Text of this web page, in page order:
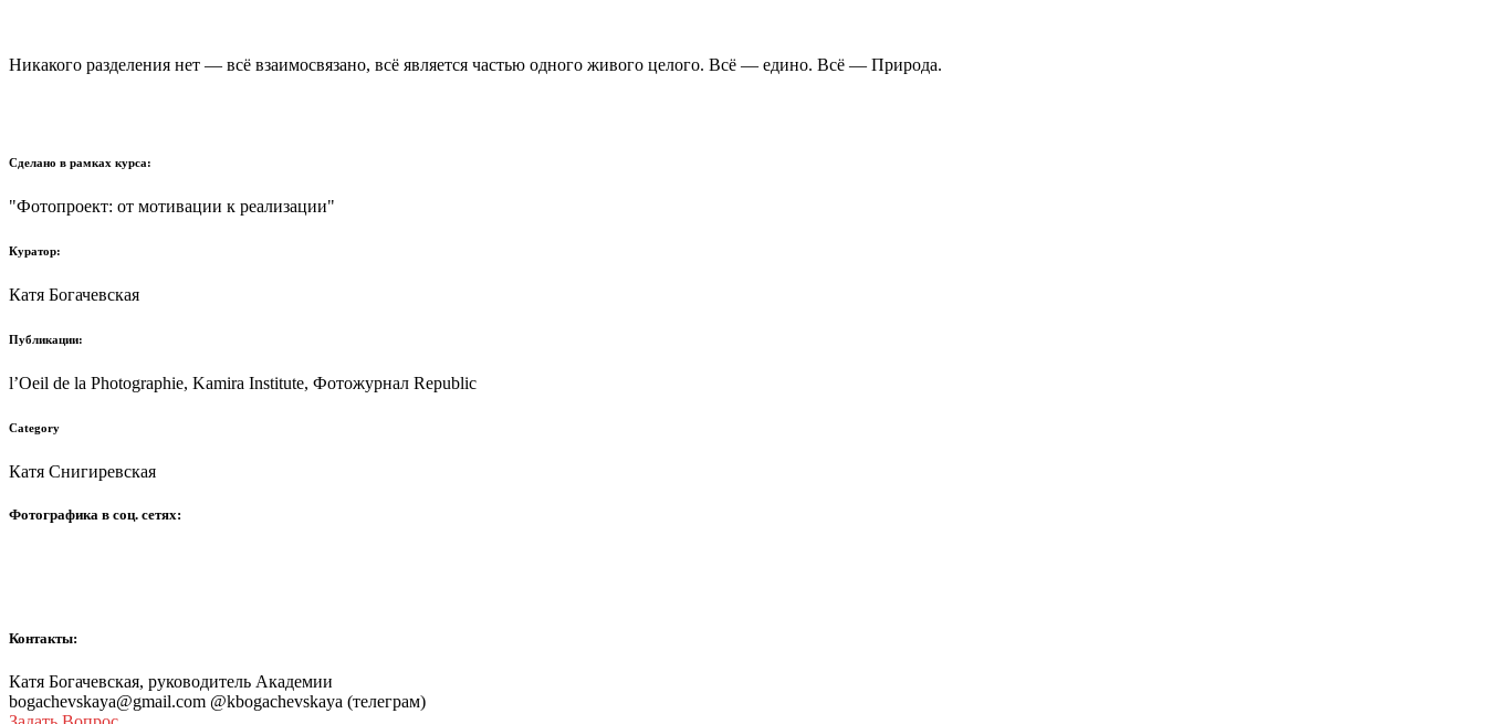
Никакого разделения нет — всё взаимосвязано, всё является частью одного живого целого. Всё — едино. Всё — Природа.
Сделано в рамках курса:
"Фотопроект: от мотивации к реализации"
Куратор:
Катя Богачевская
Публикации:
l’Oeil de la Photographie, Kamira Institute, Фотожурнал Republic
Category
Катя Снигиревская
Фотографика в соц. сетях:
Контакты:
Катя Богачевская, руководитель Академии
bogachevskaya@gmail.com @kbogachevskaya (телеграм)